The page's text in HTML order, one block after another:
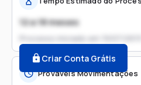
12 a 18 meses
Processo iniciado em
Criar Conta Grátis
Prováveis